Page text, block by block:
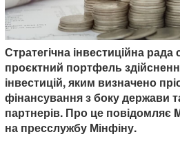
Стратегічна інвестиційна
проєктний портфель
інвестицій, яким визначено
фінансування з боку держави
партнерів. Про це повідомляє
на пресслужбу Мінфіну.